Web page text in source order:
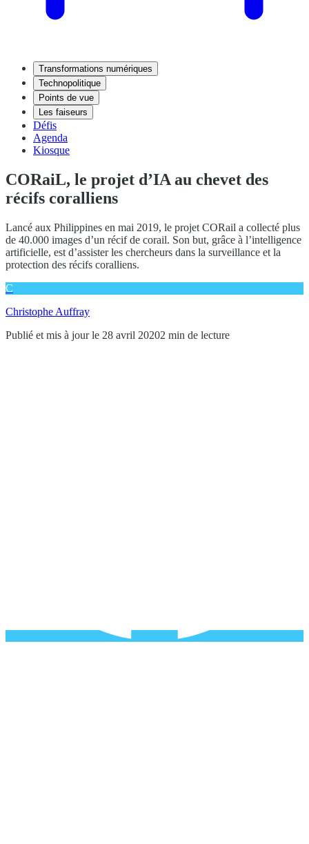
Transformations numériques
Technopolitique
Points de vue
Les faiseurs
Défis
Agenda
Kiosque
CORaiL, le projet d’IA au chevet des
récifs coralliens
Lancé aux Philippines en mai 2019, le projet CORail a collecté plus
de 40.000 images d’un récif de corail. Son but, grâce à l’intelligence
artificielle, est d’assister les chercheurs dans la surveillance et la
protection des récifs coralliens.
C
Christophe Auffray
Publié et mis à jour le 28 avril 20202 min de lecture